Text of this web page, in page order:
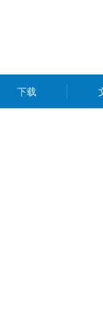
下载